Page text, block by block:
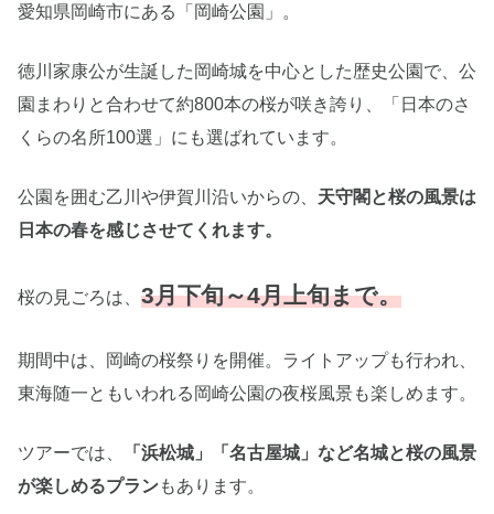
愛知県岡崎市にある「岡崎公園」。
徳川家康公が生誕した岡崎城を中心とした歴史公園で、公
園まわりと合わせて約800本の桜が咲き誇り、「日本のさ
くらの名所100選」にも選ばれています。
公園を囲む乙川や伊賀川沿いからの、 天守閣と桜の風景は
日本の春を感じさせてくれます。
桜の見ごろは、 3月下旬～4月上旬まで。
期間中は、岡崎の桜祭りを開催。ライトアップも行われ、
東海随一ともいわれる岡崎公園の夜桜風景も楽しめます。
ツアーでは、
「浜松城」「名古屋城」など名城と桜の風景
が楽しめるプランもあります。